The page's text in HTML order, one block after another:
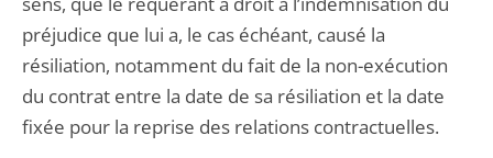
préjudice que lui a, le cas échéant, causé la
résiliation, notamment du fait de la non-exécution
du contrat entre la date de sa résiliation et la date
fixée pour la reprise des relations contractuelles.